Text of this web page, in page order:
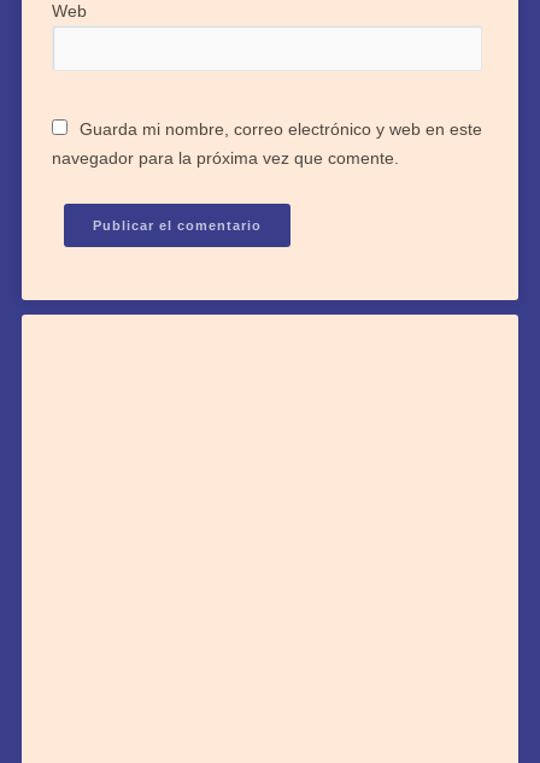
Web
Guarda mi nombre, correo electrónico y web en este
navegador para la próxima vez que comente.